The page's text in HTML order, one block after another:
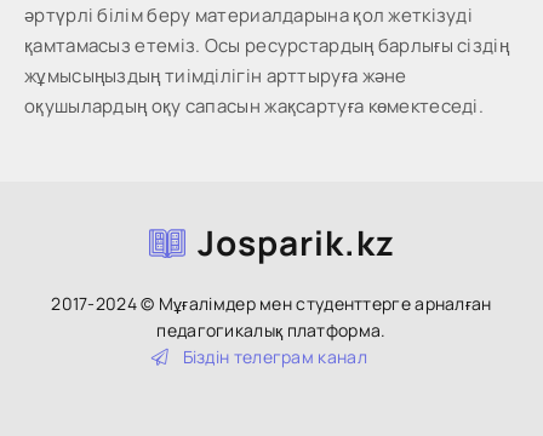
әртүрлі білім беру материалдарына қол жеткізуді
қамтамасыз етеміз. Осы ресурстардың барлығы сіздің
жұмысыңыздың тиімділігін арттыруға және
оқушылардың оқу сапасын жақсартуға көмектеседі.
Josparik.kz
2017-2024 © Мұғалімдер мен студенттерге арналған
педагогикалық платформа.
Біздін тeлeгpaм кaнaл